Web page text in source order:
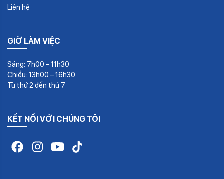
Liên hệ
GIỜ LÀM VIỆC
Sáng: 7h00 – 11h30
Chiều: 13h00 – 16h30
Từ thứ 2 đến thứ 7
KẾT NỐI VỚI CHÚNG TÔI